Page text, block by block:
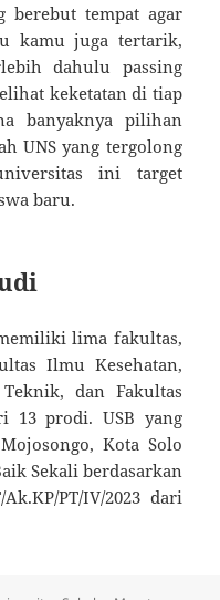
berebut tempat agar
kamu juga tertarik,
dahulu passing
keketatan di tiap
banyaknya pilihan
UNS yang tergolong
ini target
baru.
lima fakultas,
Ilmu Kesehatan,
dan Fakultas
13 prodi. USB yang
Kota Solo
Sekali berdasarkan
PT/IV/2023 dari